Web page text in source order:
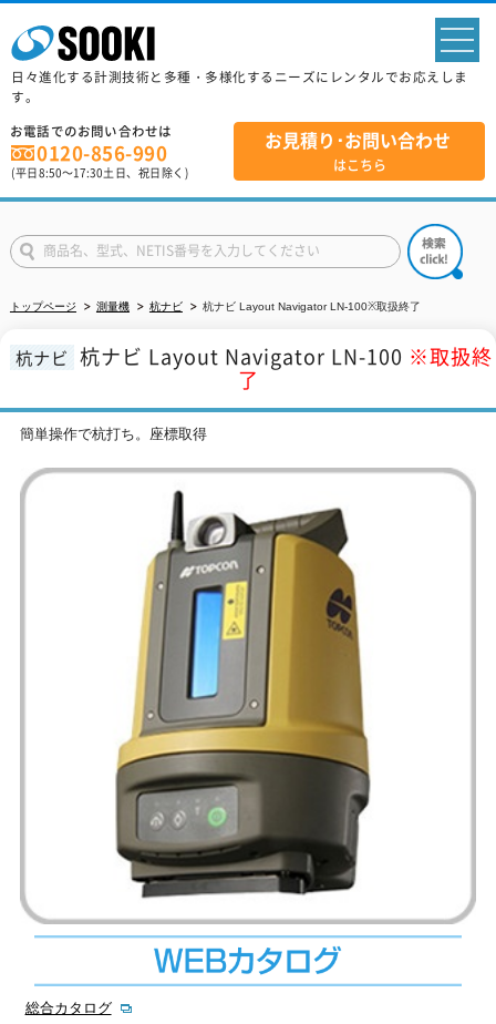
日々進化する計測技術と多種・多様化するニーズにレンタルでお応えしま
す。
お電話でのお問い合わせは
0120-856-990
(平日8:50～17:30土日、祝日除く)
お見積り･お問い合わせ
はこちら
トップページ 測量機 杭ナビ 杭ナビ Layout Navigator LN-100※取扱終了
杭ナビ 杭ナビ Layout Navigator LN-100 ※取扱終
了
簡単操作で杭打ち。座標取得
総合カタログ